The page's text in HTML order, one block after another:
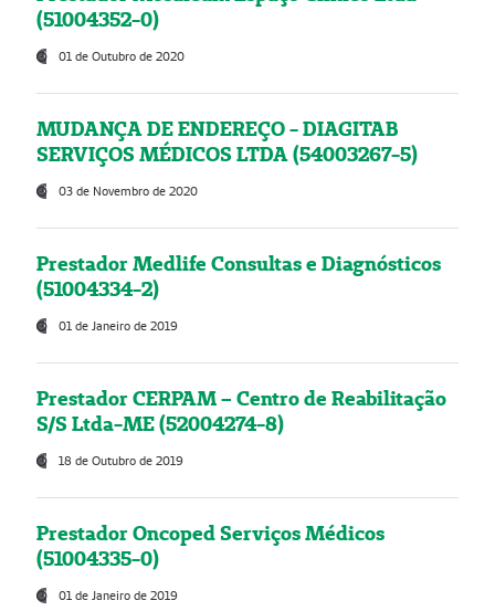
(51004352-0)
01 de Outubro de 2020
MUDANÇA DE ENDEREÇO - DIAGITAB
SERVIÇOS MÉDICOS LTDA (54003267-5)
03 de Novembro de 2020
Prestador Medlife Consultas e Diagnósticos
(51004334-2)
01 de Janeiro de 2019
Prestador CERPAM – Centro de Reabilitação
S/S Ltda-ME (52004274-8)
18 de Outubro de 2019
Prestador Oncoped Serviços Médicos
(51004335-0)
01 de Janeiro de 2019